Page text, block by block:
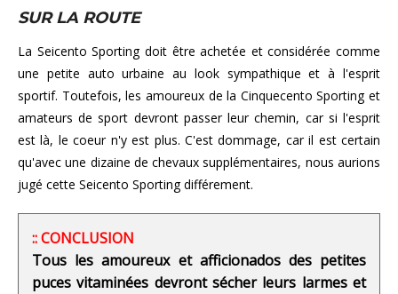
SUR LA ROUTE
La Seicento Sporting doit être achetée et considérée comme
une petite auto urbaine au look sympathique et à l'esprit
sportif. Toutefois, les amoureux de la Cinquecento Sporting et
amateurs de sport devront passer leur chemin, car si l'esprit
est là, le coeur n'y est plus. C'est dommage, car il est certain
qu'avec une dizaine de chevaux supplémentaires, nous aurions
jugé cette Seicento Sporting différement.
:: CONCLUSION
Tous les amoureux et afficionados des petites
puces vitaminées devront sécher leurs larmes et